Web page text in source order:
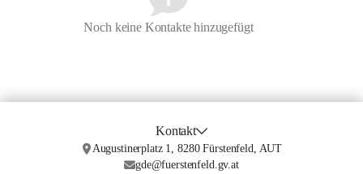
Noch keine Kontakte hinzugefügt
Kontakt
Augustinerplatz 1, 8280 Fürstenfeld, AUT
gde@fuerstenfeld.gv.at